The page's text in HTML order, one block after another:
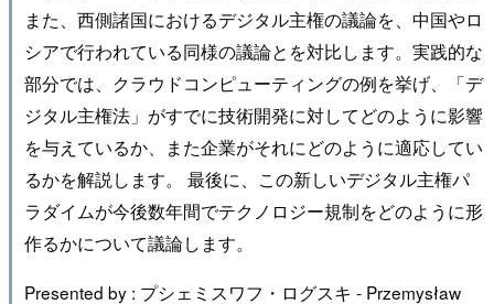
また、西側諸国におけるデジタル主権の議論を、中国やロ
シアで行われている同様の議論とを対比します。実践的な
部分では、クラウドコンピューティングの例を挙げ、「デ
ジタル主権法」がすでに技術開発に対してどのように影響
を与えているか、また企業がそれにどのように適応してい
るかを解説します。 最後に、この新しいデジタル主権パ
ラダイムが今後数年間でテクノロジー規制をどのように形
作るかについて議論します。
Presented by : プシェミスワフ・ログスキ - Przemysław